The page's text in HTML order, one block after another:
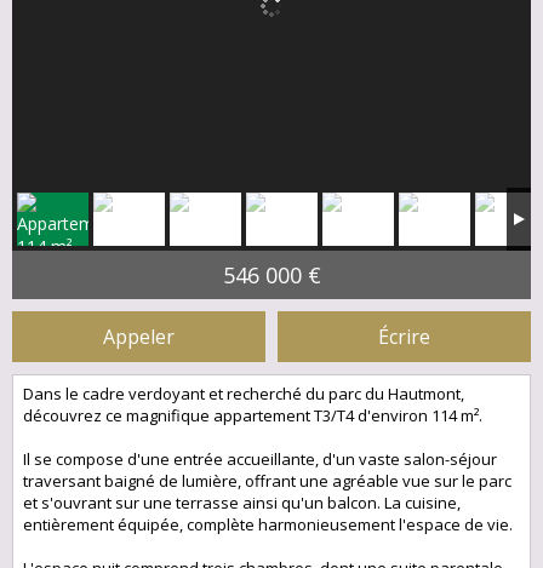
546 000 €
Appeler Écrire
Dans le cadre verdoyant et recherché du parc du Hautmont,
découvrez ce magnifique appartement T3/T4 d'environ 114 m².
Il se compose d'une entrée accueillante, d'un vaste salon-séjour
traversant baigné de lumière, offrant une agréable vue sur le parc
et s'ouvrant sur une terrasse ainsi qu'un balcon. La cuisine,
entièrement équipée, complète harmonieusement l'espace de vie.